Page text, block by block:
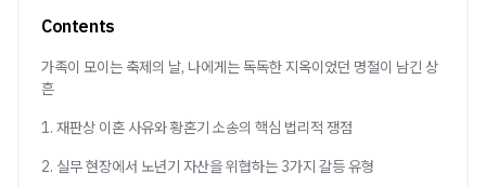
Contents
가족이 모이는 축제의 날, 나에게는 독독한 지옥이었던 명절이 남긴 상
흔
1. 재판상 이혼 사유와 황혼기 소송의 핵심 법리적 쟁점
2. 실무 현장에서 노년기 자산을 위협하는 3가지 갈등 유형